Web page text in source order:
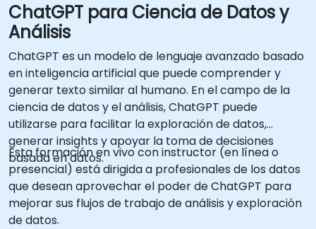
ChatGPT para Ciencia de Datos y
Análisis
ChatGPT es un modelo de lenguaje avanzado basado
en inteligencia artificial que puede comprender y
generar texto similar al humano. En el campo de la
ciencia de datos y el análisis, ChatGPT puede
utilizarse para facilitar la exploración de datos,
generar insights y apoyar la toma de decisiones
basada en datos.
Esta formación en vivo con instructor (en línea o
presencial) está dirigida a profesionales de los datos
que desean aprovechar el poder de ChatGPT para
mejorar sus flujos de trabajo de análisis y exploración
de datos.